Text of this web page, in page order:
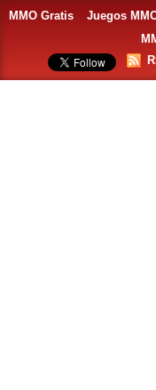
MMO Gratis Juegos